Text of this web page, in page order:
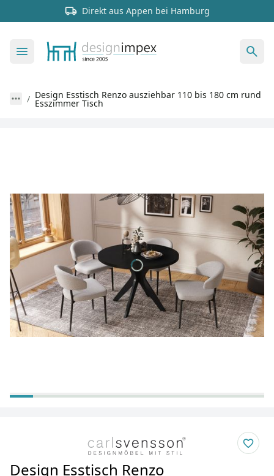
Direkt aus Appen bei Hamburg
Design Esstisch Renzo ausziehbar 110 bis 180 cm rund
Esszimmer Tisch
Design Esstisch Renzo